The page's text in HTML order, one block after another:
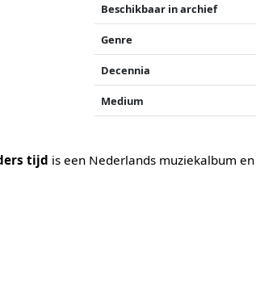
Beschikbaar in archief
Genre
Decennia
Medium
tijd is een Nederlands muziekalbum